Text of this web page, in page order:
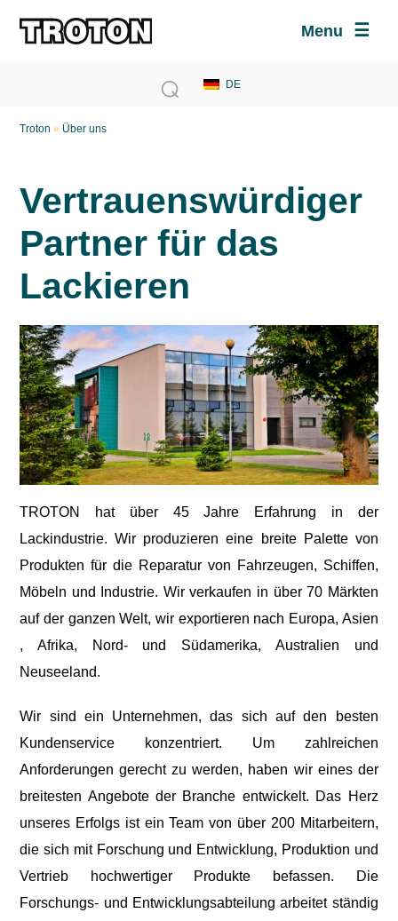
Menu
Troton » Über uns
Vertrauenswürdiger
Partner für das
Lackieren
TROTON hat über 45 Jahre Erfahrung in der
Lackindustrie. Wir produzieren eine breite Palette von
Produkten für die Reparatur von Fahrzeugen, Schiffen,
Möbeln und Industrie. Wir verkaufen in über 70 Märkten
auf der ganzen Welt, wir exportieren nach Europa, Asien
, Afrika, Nord- und Südamerika, Australien und
Neuseeland.
Wir sind ein Unternehmen, das sich auf den besten
Kundenservice konzentriert. Um zahlreichen
Anforderungen gerecht zu werden, haben wir eines der
breitesten Angebote der Branche entwickelt. Das Herz
unseres Erfolgs ist ein Team von über 200 Mitarbeitern,
die sich mit Forschung und Entwicklung, Produktion und
Vertrieb hochwertiger Produkte befassen. Die
Forschungs- und Entwicklungsabteilung arbeitet ständig